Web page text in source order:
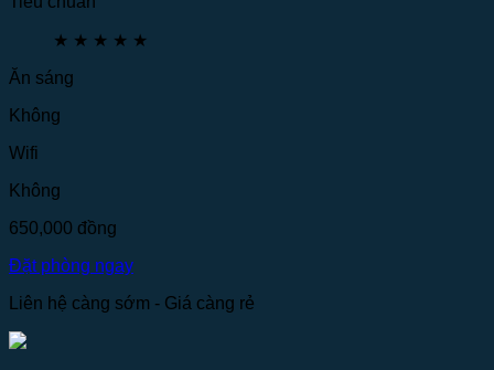
★ ★ ★ ★ ★
Ăn sáng
Không
Wifi
Không
650,000 đồng
Đặt phòng ngay
Liên hệ càng sớm - Giá càng rẻ